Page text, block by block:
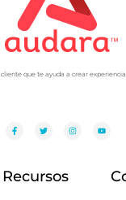
que te ayuda a crear
Recursos